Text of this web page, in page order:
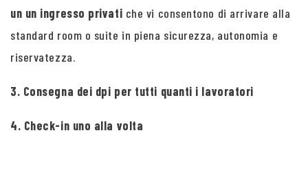
un un ingresso privati che vi consentono di arrivare alla
standard room o suite in piena sicurezza, autonomia e
riservatezza.
3. Consegna dei dpi per tutti quanti i lavoratori
4. Check-in uno alla volta